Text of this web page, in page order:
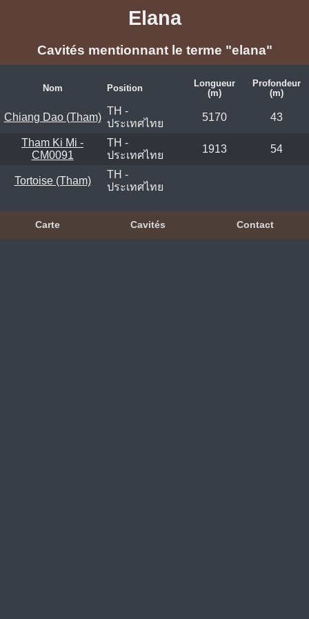
Elana
Cavités mentionnant le terme "elana"
Nom Position
Longueur
(m)
Profondeur
(m)
Chiang Dao (Tham)
TH -
ประเทศไทย
5170 43
Tham Ki Mi -
CM0091
TH -
ประเทศไทย
1913 54
Tortoise (Tham)
TH -
ประเทศไทย
Carte Cavités Contact